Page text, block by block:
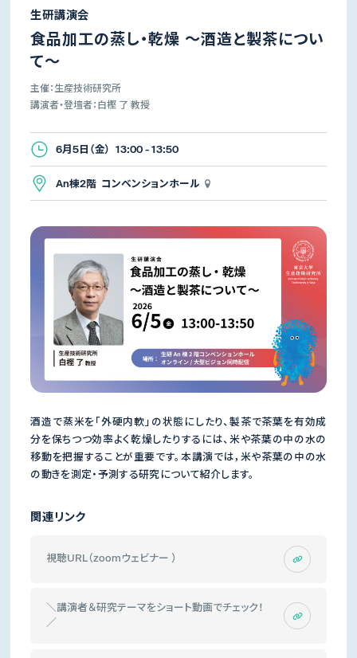
生研講演会
食品加工の蒸し・乾燥 ～酒造と製茶につい
て～
主催：生産技術研究所
講演者・登壇者：白樫 了 教授
6月5日（金） 13:00 - 13:50
An棟2階 コンベンションホール
酒造で蒸米を「外硬内軟」の状態にしたり、製茶で茶葉を有効成
分を保ちつつ効率よく乾燥したりするには、米や茶葉の中の水の
移動を把握することが重要です。本講演では，米や茶葉の中の水
の動きを測定・予測する研究について紹介します。
関連リンク
視聴URL（zoomウェビナー ）
＼講演者＆研究テーマをショート動画でチェック！
／